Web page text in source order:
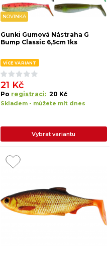
NOVINKA
Gunki Gumová Nástraha G
Bump Classic 6,5cm 1ks
VÍCE VARIANT
21 Kč
Po registraci: 20 Kč
Skladem - můžete mít dnes
Vybrat variantu